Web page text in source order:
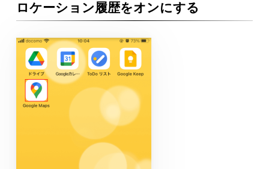
ロケーション履歴をオンにする